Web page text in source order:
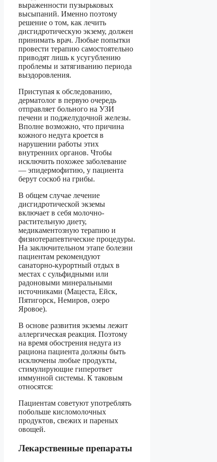
выраженности пузырьковых
высыпаний. Именно поэтому
решение о том, как лечить
дисгидротическую экзему, должен
принимать врач. Любые попытки
провести терапию самостоятельно
приводят лишь к усугублению
проблемы и затягиванию периода
выздоровления.
Приступая к обследованию,
дерматолог в первую очередь
отправляет больного на УЗИ
печени и поджелудочной железы.
Вполне возможно, что причина
кожного недуга кроется в
нарушении работы этих
внутренних органов. Чтобы
исключить похожее заболевание
— эпидермофитию, у пациента
берут соскоб на грибы.
В общем случае лечение
дисгидротической экземы
включает в себя молочно-
растительную диету,
медикаментозную терапию и
физиотерапевтические процедуры.
На заключительном этапе болезни
пациентам рекомендуют
санаторно-курортный отдых в
местах с сульфидными или
радоновыми минеральными
источниками (Мацеста, Ейск,
Пятигорск, Немиров, озеро
Яровое).
В основе развития экземы лежит
аллергическая реакция. Поэтому
на время обострения недуга из
рациона пациента должны быть
исключены любые продукты,
стимулирующие гиперответ
иммунной системы. К таковым
относятся:
Пациентам советуют употреблять
побольше кисломолочных
продуктов, свежих и пареных
овощей.
Лекарственные препараты